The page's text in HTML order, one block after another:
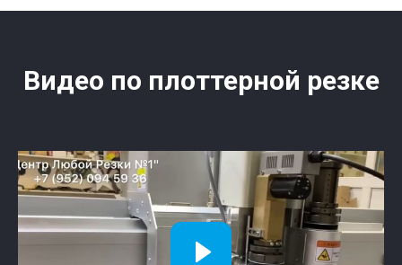
Видео по плоттерной резке